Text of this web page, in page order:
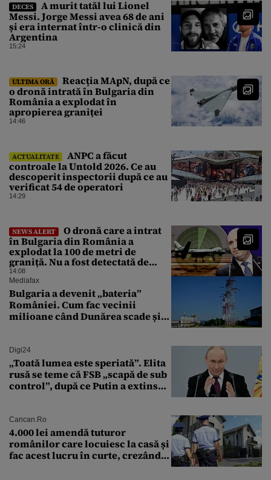
DECES
A murit tatăl lui Lionel
Messi. Jorge Messi avea 68 de ani
și era internat într-o clinică din
Argentina
15:24
ULTIMA ORĂ
Reacția MApN, după ce
o dronă intrată în Bulgaria din
România a explodat în
apropierea graniței
14:46
ACTUALITATE
ANPC a făcut
controale la Untold 2026. Ce au
descoperit inspectorii după ce au
verificat 54 de operatori
14:29
NEWS ALERT
O dronă care a intrat
în Bulgaria din România a
explodat la 100 de metri de
graniță. Nu a fost detectată de
radare. Reacția MApN
14:08
Mediafax
Bulgaria a devenit „bateria”
României. Cum fac vecinii
milioane când Dunărea scade și
Digi24
„Toată lumea este speriată”. Elita
rusă se teme că FSB „scapă de sub
control”, după ce Putin a extins
Cancan.ro
4.000 lei amendă tuturor
românilor care locuiesc la casă și
fac acest lucru în curte, crezând